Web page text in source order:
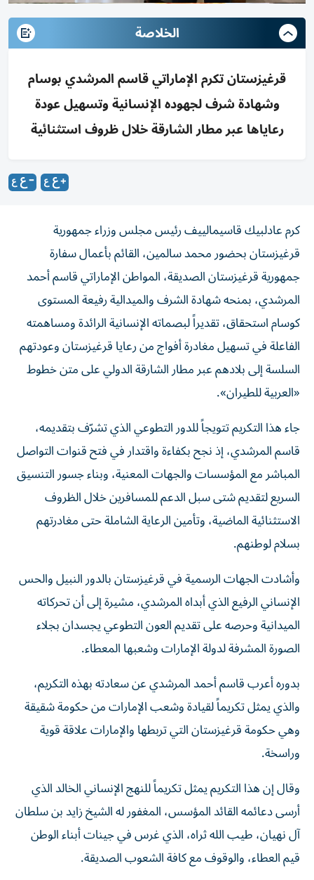
الخلاصة
قرغيزستان تكرم الإماراتي قاسم المرشدي بوسام
وشهادة شرف لجهوده الإنسانية وتسهيل عودة
رعاياها عبر مطار الشارقة خلال ظروف استثنائية
كرم عادلبيك قاسيمالييف رئيس مجلس وزراء جمهورية
قرغيزستان بحضور محمد سالمين، القائم بأعمال سفارة
جمهورية قرغيزستان الصديقة، المواطن الإماراتي قاسم أحمد
المرشدي، بمنحه شهادة الشرف والميدالية رفيعة المستوى
كوسام استحقاق، تقديراً لبصماته الإنسانية الرائدة ومساهمته
الفاعلة في تسهيل مغادرة أفواج من رعايا قرغيزستان وعودتهم
السلسة إلى بلادهم عبر مطار الشارقة الدولي على متن خطوط
«العربية للطيران».
جاء هذا التكريم تتويجاً للدور التطوعي الذي تشرّف بتقديمه،
قاسم المرشدي، إذ نجح بكفاءة واقتدار في فتح قنوات التواصل
المباشر مع المؤسسات والجهات المعنية، وبناء جسور التنسيق
السريع لتقديم شتى سبل الدعم للمسافرين خلال الظروف
الاستثنائية الماضية، وتأمين الرعاية الشاملة حتى مغادرتهم
بسلام لوطنهم.
وأشادت الجهات الرسمية في قرغيزستان بالدور النبيل والحس
الإنساني الرفيع الذي أبداه المرشدي، مشيرة إلى أن تحركاته
الميدانية وحرصه على تقديم العون التطوعي يجسدان بجلاء
الصورة المشرفة لدولة الإمارات وشعبها المعطاء.
بدوره أعرب قاسم أحمد المرشدي عن سعادته بهذه التكريم،
والذي يمثل تكريماً لقيادة وشعب الإمارات من حكومة شقيقة
وهي حكومة قرغيزستان التي تربطها والإمارات علاقة قوية
وراسخة.
وقال إن هذا التكريم يمثل تكريماً للنهج الإنساني الخالد الذي
أرسى دعائمه القائد المؤسس، المغفور له الشيخ زايد بن سلطان
آل نهيان، طيب الله ثراه، الذي غرس في جينات أبناء الوطن
قيم العطاء، والوقوف مع كافة الشعوب الصديقة.